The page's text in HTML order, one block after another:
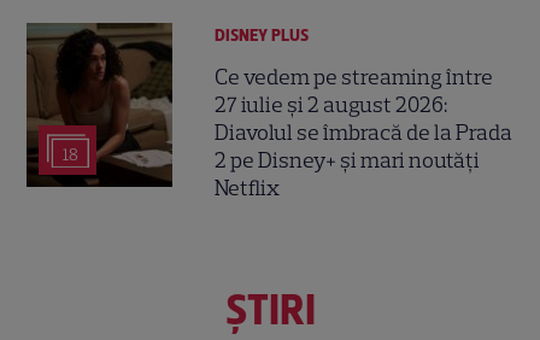
18
DISNEY PLUS
Ce vedem pe streaming între
27 iulie și 2 august 2026:
Diavolul se îmbracă de la Prada
2 pe Disney+ și mari noutăți
Netflix
ŞTIRI